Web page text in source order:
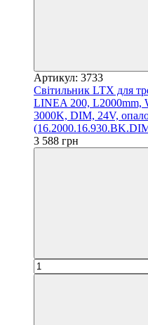
Артикул: 3733
Світильник LTX для
LINEA 200, L2000mm,
3000K, DIM, 24V,
3 588 грн